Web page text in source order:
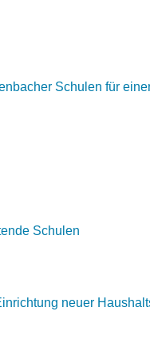
Schulen für
Schulen
neuer